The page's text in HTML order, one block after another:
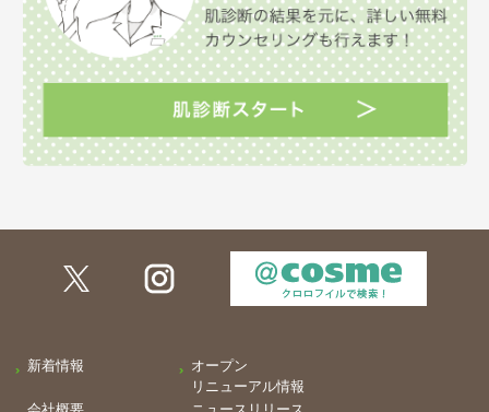
新着情報
オープン
リニューアル情報